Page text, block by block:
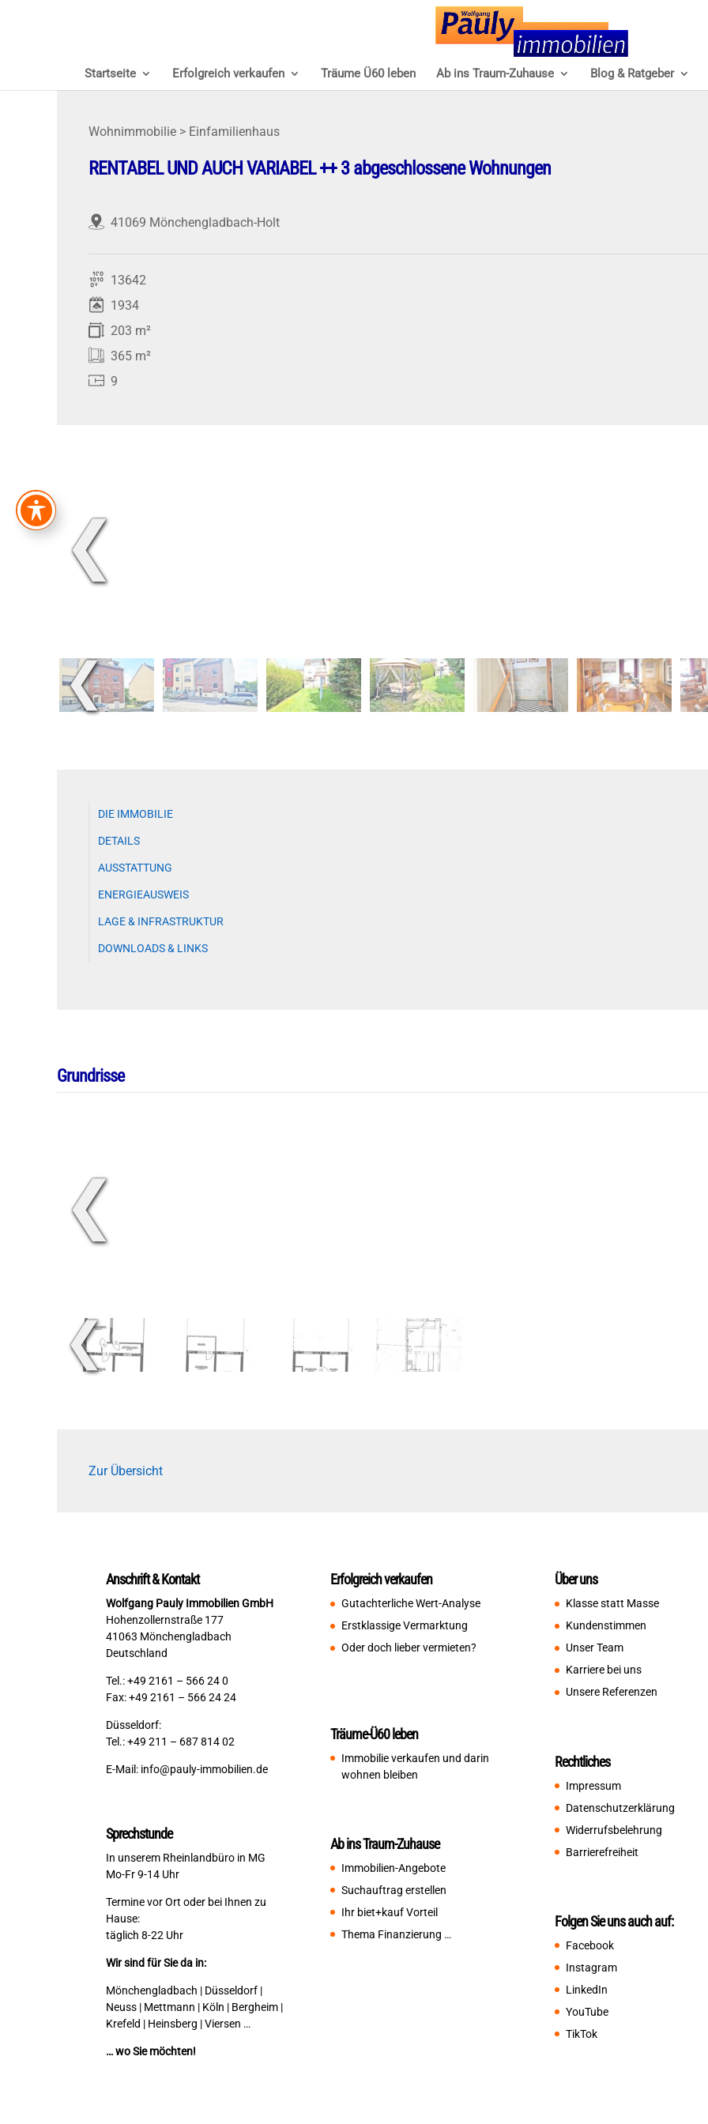
Startseite Erfolgreich verkaufen Träume Ü60 leben Ab ins Traum-Zuhause Blog & Ratgeber
Wohnimmobilie > Einfamilienhaus
RENTABEL UND AUCH VARIABEL ++ 3 abgeschlossene Wohnungen
41069 Mönchengladbach-Holt
13642
1934
203 m²
365 m²
9
❮
❮
DIE IMMOBILIE
DETAILS
AUSSTATTUNG
ENERGIEAUSWEIS
LAGE & INFRASTRUKTUR
DOWNLOADS & LINKS
Grundrisse
❮
❮
Zur Übersicht
Anschrift & Kontakt
Wolfgang Pauly Immobilien GmbH
Hohenzollernstraße 177
41063 Mönchengladbach
Deutschland
Tel.: +49 2161 – 566 24 0
Fax: +49 2161 – 566 24 24
Düsseldorf:
Tel.: +49 211 – 687 814 02
E-Mail: info@pauly-immobilien.de
Sprechstunde
In unserem Rheinlandbüro in MG
Mo-Fr 9-14 Uhr
Termine vor Ort oder bei Ihnen zu
Hause:
täglich 8-22 Uhr
Wir sind für Sie da in:
Mönchengladbach | Düsseldorf |
Neuss | Mettmann | Köln | Bergheim |
Krefeld | Heinsberg | Viersen …
… wo Sie möchten!
Erfolgreich verkaufen
Gutachterliche Wert-Analyse
Erstklassige Vermarktung
Oder doch lieber vermieten?
Träume-Ü60 leben
Immobilie verkaufen und darin
wohnen bleiben
Ab ins Traum-Zuhause
Immobilien-Angebote
Suchauftrag erstellen
Ihr biet+kauf Vorteil
Thema Finanzierung …
Über uns
Klasse statt Masse
Kundenstimmen
Unser Team
Karriere bei uns
Unsere Referenzen
Rechtliches
Impressum
Datenschutzerklärung
Widerrufsbelehrung
Barrierefreiheit
Folgen Sie uns auch auf:
Facebook
Instagram
LinkedIn
YouTube
TikTok